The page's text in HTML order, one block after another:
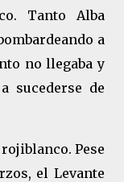
Tanto Alba
a
no llegaba y
sucederse de
Pese
el Levante